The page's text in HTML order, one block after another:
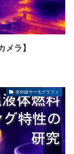
メラ】
赤外線サーモグラフィ